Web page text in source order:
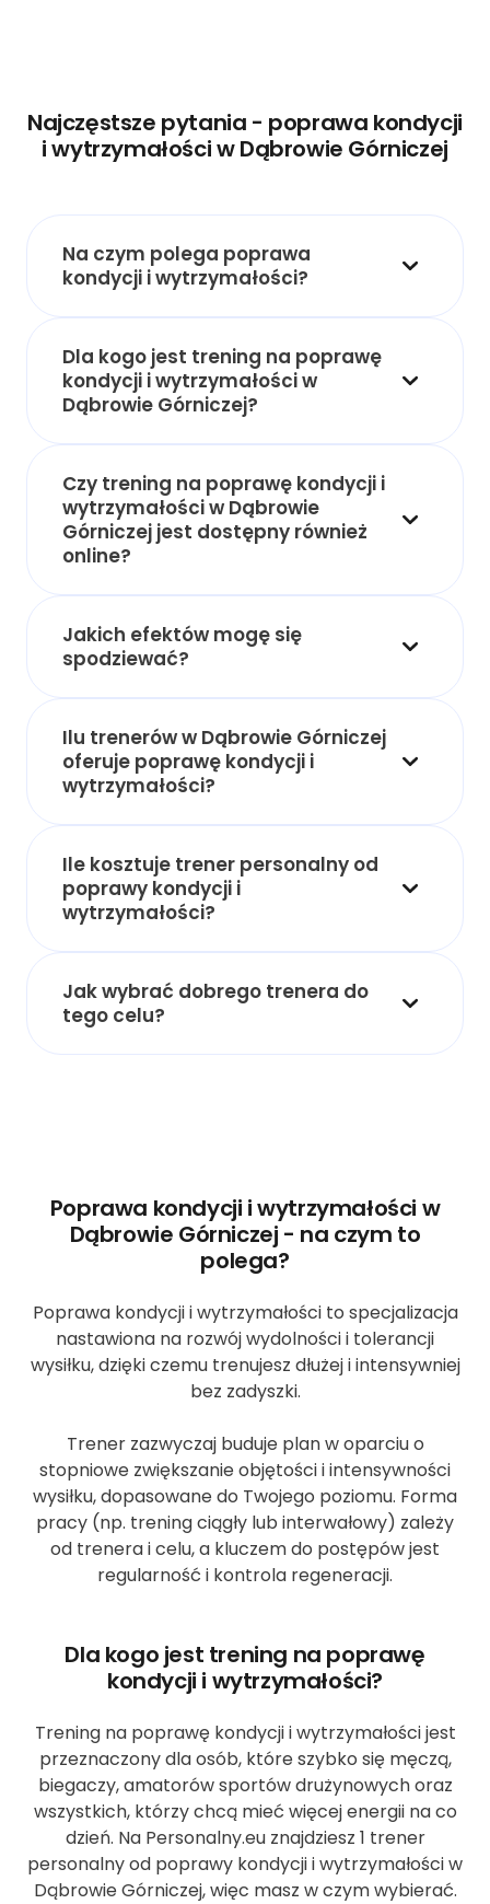
Najczęstsze pytania - poprawa kondycji
i wytrzymałości w Dąbrowie Górniczej
Na czym polega poprawa
kondycji i wytrzymałości?
Dla kogo jest trening na poprawę
kondycji i wytrzymałości w
Dąbrowie Górniczej?
Czy trening na poprawę kondycji i
wytrzymałości w Dąbrowie
Górniczej jest dostępny również
online?
Jakich efektów mogę się
spodziewać?
Ilu trenerów w Dąbrowie Górniczej
oferuje poprawę kondycji i
wytrzymałości?
Ile kosztuje trener personalny od
poprawy kondycji i
wytrzymałości?
Jak wybrać dobrego trenera do
tego celu?
Poprawa kondycji i wytrzymałości w
Dąbrowie Górniczej - na czym to
polega?
Poprawa kondycji i wytrzymałości to specjalizacja
nastawiona na rozwój wydolności i tolerancji
wysiłku, dzięki czemu trenujesz dłużej i intensywniej
bez zadyszki.
Trener zazwyczaj buduje plan w oparciu o
stopniowe zwiększanie objętości i intensywności
wysiłku, dopasowane do Twojego poziomu. Forma
pracy (np. trening ciągły lub interwałowy) zależy
od trenera i celu, a kluczem do postępów jest
regularność i kontrola regeneracji.
Dla kogo jest trening na poprawę
kondycji i wytrzymałości?
Trening na poprawę kondycji i wytrzymałości jest
przeznaczony dla osób, które szybko się męczą,
biegaczy, amatorów sportów drużynowych oraz
wszystkich, którzy chcą mieć więcej energii na co
dzień. Na Personalny.eu znajdziesz 1 trener
personalny od poprawy kondycji i wytrzymałości w
Dąbrowie Górniczej, więc masz w czym wybierać.